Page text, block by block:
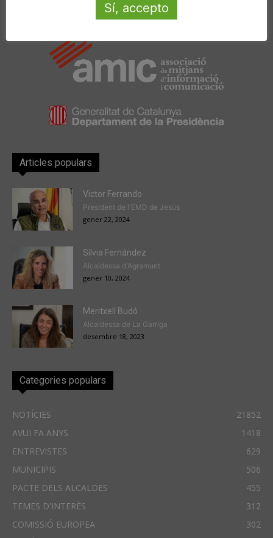
Amb la col·laboració de:
Articles populars
Victor Ferrando
President de l'EMD de Jesús
gener 22, 2024
Sílvia Fernández
Alcaldessa d'Agramunt
gener 10, 2024
Meritxell Budó
Alcaldessa de La Garriga
desembre 18, 2023
Categories populars
NOTÍCIES
21852
AVUI FA ANYS
1418
ENTREVISTES
629
MUNICIPIS
506
PACTE DELS ALCALDES
455
TEMES D'INTERÈS
312
COMISSIÓ EUROPEA
302
Sí, accepto